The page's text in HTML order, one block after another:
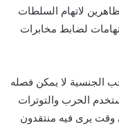
لاتهام السلطات
لضابط مخابرات
الجنسية لا يمكن فصله
الحرب والتوترات
وقت يرى فيه منتقدون